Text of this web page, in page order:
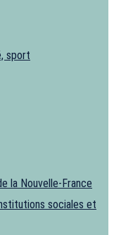
sport
la Nouvelle-France
sociales et